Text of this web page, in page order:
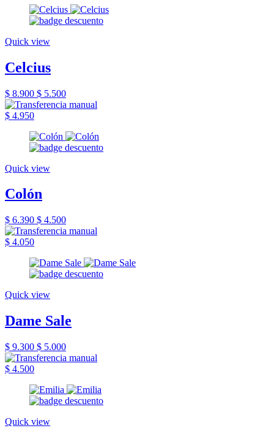
Quick view
Celcius
$ 8.900 $ 5.500
$ 4.950
Quick view
Colón
$ 6.390 $ 4.500
$ 4.050
Quick view
Dame Sale
$ 9.300 $ 5.000
$ 4.500
Quick view